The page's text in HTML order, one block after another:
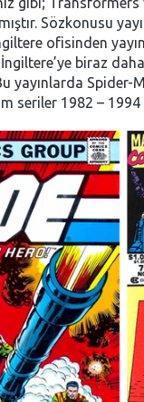
Sözkonusu
ofisinden
biraz
yayınlarda
seriler 1982 – 1994